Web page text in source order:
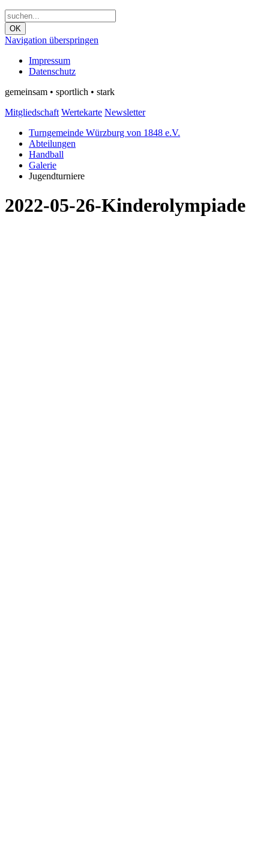
OK
Navigation überspringen
Impressum
Datenschutz
gemeinsam • sportlich • stark
Mitgliedschaft Wertekarte Newsletter
Turngemeinde Würzburg von 1848 e.V.
Abteilungen
Handball
Galerie
Jugendturniere
2022-05-26-Kinderolympiade